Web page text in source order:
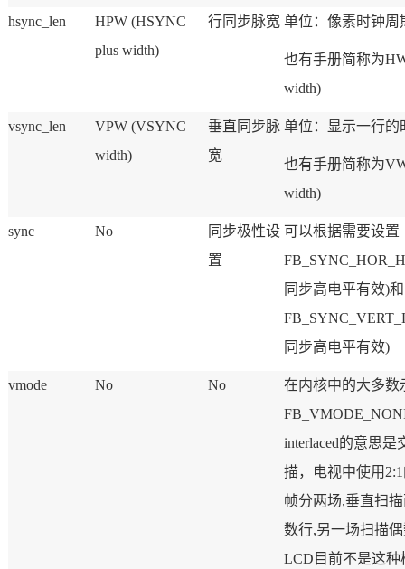
hsync_len
HPW (HSYNC
plus width)
行同步脉宽 单位：像素时钟周
也有手册简称为
width)
vsync_len
VPW (VSYNC
width)
垂直同步脉
宽
单位：显示一行的
也有手册简称为
width)
sync No
同步极性设
置
可以根据需要设置
同步高电平有效)和
同步高电平有效)
vmode No No
在内核中的大多数
interlaced的意思是
描，电视中使用
帧分两场,垂直扫
数行,另一场扫描
LCD目前不是这种